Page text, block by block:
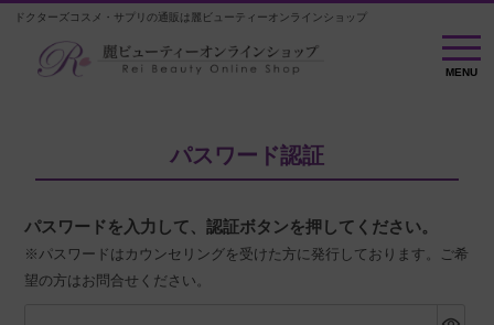
ドクターズコスメ・サプリの通販は麗ビューティーオンラインショップ
MENU
MENU
パスワード認証
パスワードを入力して、認証ボタンを押してください。
※パスワードはカウンセリングを受けた方に発行しております。ご希
望の方はお問合せください。